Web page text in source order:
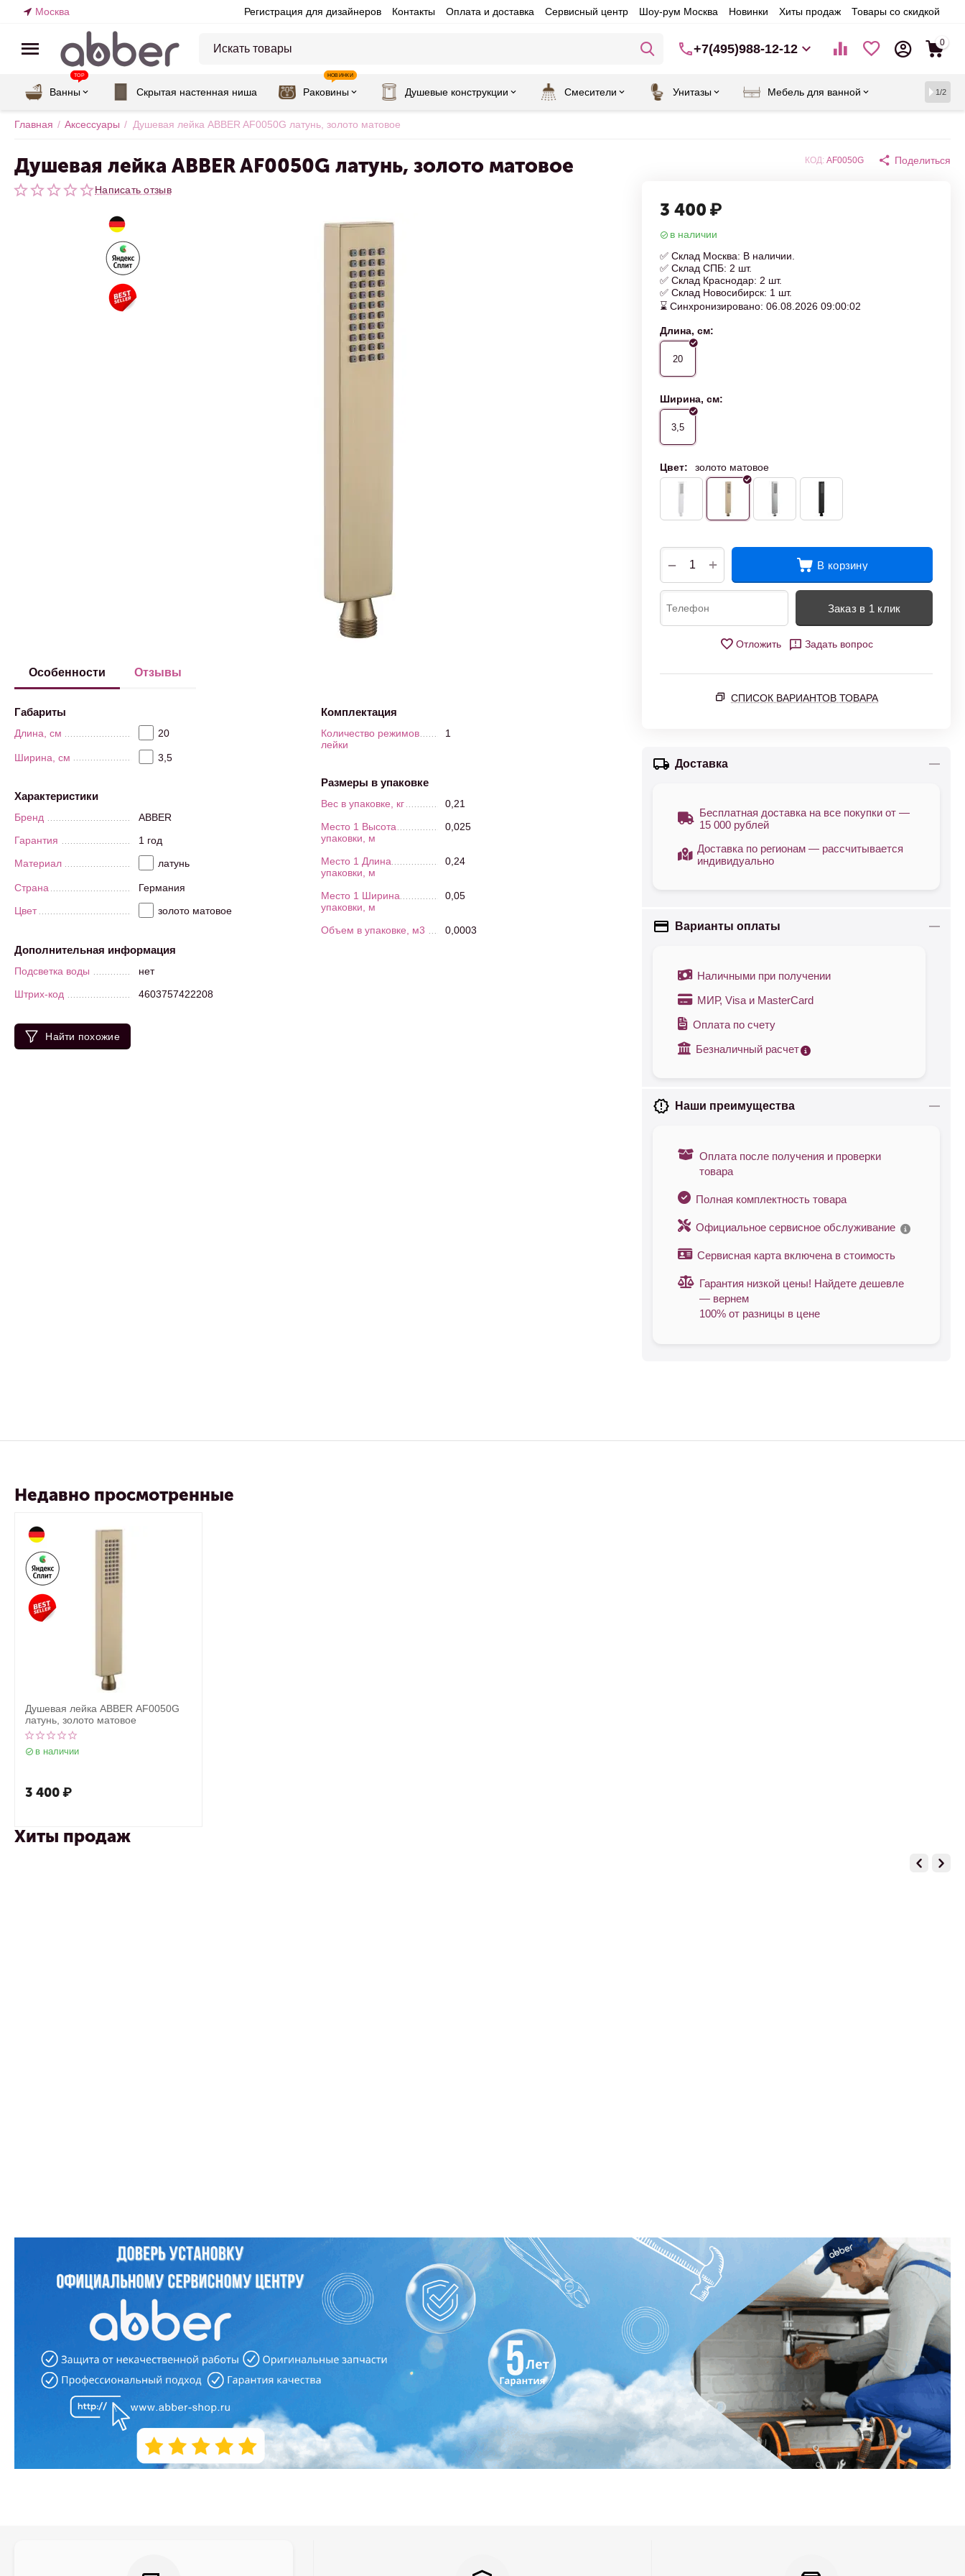
Москва Регистрация для дизайнеров Контакты Оплата и доставка Сервисный центр Шоу-рум Москва Новинки Хиты продаж Товары со скидкой
+7(495)988-12-12 0
Ванны
TOP
Скрытая настенная ниша Раковины
НОВИНКИ
Душевые конструкции Смесители Унитазы Мебель для ванной 1/2
Главная / Аксессуары / Душевая лейка ABBER AF0050G латунь, золото матовое
Душевая лейка ABBER AF0050G латунь, золото матовое
Написать отзыв
КОД: AF0050G Поделиться
3 400 ₽
в наличии
✅ Склад Москва: В наличии.
✅ Склад СПБ: 2 шт.
✅ Склад Краснодар: 2 шт.
✅ Склад Новосибирск: 1 шт.
⌛ Синхронизировано: 06.08.2026 09:00:02
Длина, см:
20
Ширина, см:
3,5
Цвет: золото матовое
+
− В корзину
Заказ в 1 клик
Отложить Задать вопрос
СПИСОК ВАРИАНТОВ ТОВАРА
Доставка
Бесплатная доставка на все покупки от —
15 000 рублей
Доставка по регионам — рассчитывается
индивидуально
Варианты оплаты
Наличными при получении
МИР, Visa и MasterCard
Оплата по счету
Безналичный расчет
Наши преимущества
Оплата после получения и проверки
товара
Полная комплектность товара
Официальное сервисное обслуживание
Сервисная карта включена в стоимость
Гарантия низкой цены! Найдете дешевле
— вернем
100% от разницы в цене
Особенности Отзывы
Габариты
Длина, см 20
Ширина, см 3,5
Характеристики
Бренд
ABBER
Гарантия
1 год
Материал
латунь
Страна
Германия
Цвет
золото матовое
Дополнительная информация
Подсветка воды
нет
Штрих-код
4603757422208
Комплектация
Количество режимов
лейки
1
Размеры в упаковке
Вес в упаковке, кг
0,21
Место 1 Высота
упаковки, м
0,025
Место 1 Длина
упаковки, м
0,24
Место 1 Ширина
упаковки, м
0,05
Объем в упаковке, м3 0,0003
Найти похожие
Недавно просмотренные
Душевая лейка ABBER AF0050G
латунь, золото матовое
в наличии
3 400₽
Хиты продаж